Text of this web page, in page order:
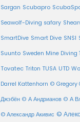
Sargan Scubapro
Seawolf-Diving safary
SmartDive Smart Dive SNSI
Suunto Sweden Mine Diving
Tovatec Triton TUSA UTD
Darrel Kattenhorn © Gregory
Джэбён © А Андрианов © А
© Александр Акивис ©